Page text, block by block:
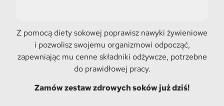
Z pomocą diety sokowej poprawisz nawyki żywieniowe
i pozwolisz swojemu organizmowi odpocząć,
zapewniając mu cenne składniki odżywcze, potrzebne
do prawidłowej pracy.
Zamów zestaw zdrowych soków już dziś!